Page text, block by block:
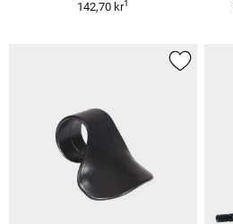
142,70 kr1